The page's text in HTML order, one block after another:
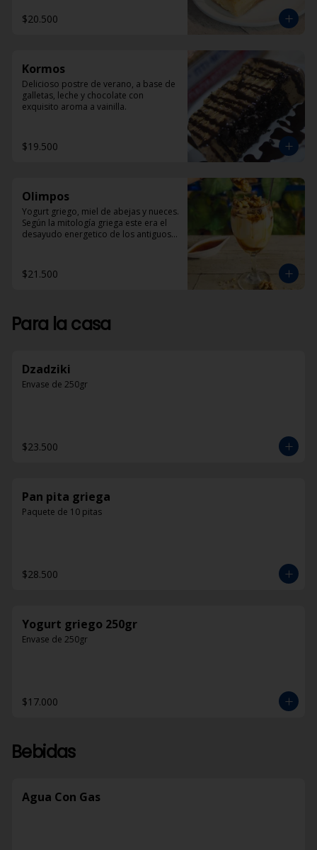
$20.500
Kormos
Delicioso postre de verano, a base de
galletas, leche y chocolate con
exquisito aroma a vainilla.
$19.500
Olimpos
Yogurt griego, miel de abejas y nueces.
Según la mitología griega este era el
desayudo energetico de los antiguos
$21.500
Para la casa
Dzadziki
Envase de 250gr
$23.500
Pan pita griega
Paquete de 10 pitas
$28.500
Yogurt griego 250gr
Envase de 250gr
$17.000
Bebidas
Agua Con Gas